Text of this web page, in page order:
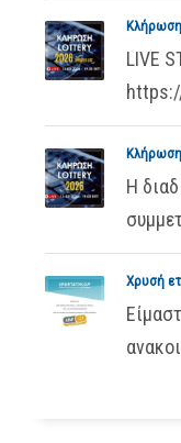
Κλήρωση
LIVE
Η
Χρυσή